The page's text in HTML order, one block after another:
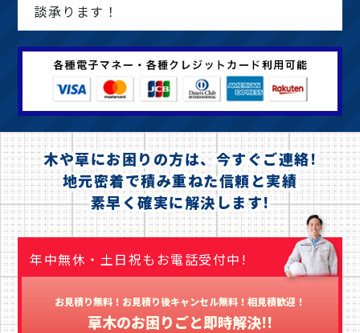
談承ります！
木や草にお困りの方は、今すぐご連絡!
地元密着で積み重ねた信頼と実績
素早く確実に解決します!
年中無休・土日祝もお電話受付中!
お見積り無料！お見積り後キャンセル無料！相見積歓迎！
草木のお困りごと即時解決!!